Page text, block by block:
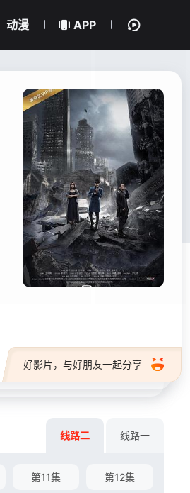
动漫 APP
好影片，与好朋友一起分享
线路二 线路一
第11集 第12集